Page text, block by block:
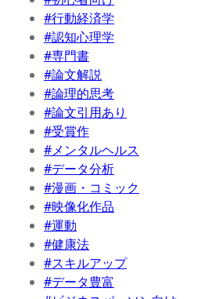
#行動経済学
#認知心理学
#専門書
#論文解説
#論理的思考
#論文引用あり
#受賞作
#メンタルヘルス
#データ分析
#漫画・コミック
#映像化作品
#運動
#健康法
#スキルアップ
#データ豊富